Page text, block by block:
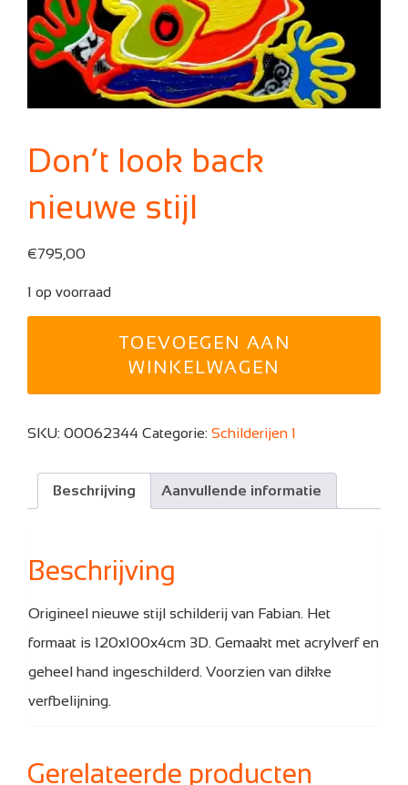
Don’t look back
nieuwe stijl
€795,00
1 op voorraad
aantal
TOEVOEGEN AAN
WINKELWAGEN
SKU: 00062344 Categorie: Schilderijen 1
Beschrijving Aanvullende informatie
Beschrijving
Origineel nieuwe stijl schilderij van Fabian. Het
formaat is 120x100x4cm 3D. Gemaakt met acrylverf en
geheel hand ingeschilderd. Voorzien van dikke
verfbelijning.
Gerelateerde producten